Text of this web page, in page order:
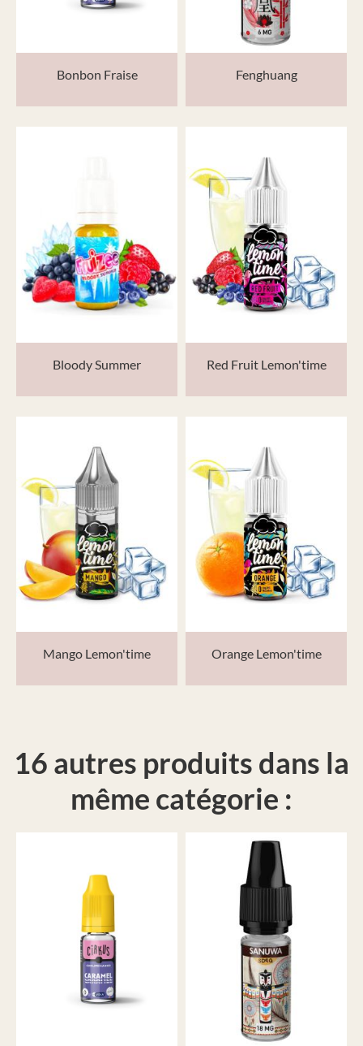
Bonbon Fraise Fenghuang
Bloody Summer Red Fruit Lemon'time
Mango Lemon'time Orange Lemon'time
16 autres produits dans la
même catégorie :